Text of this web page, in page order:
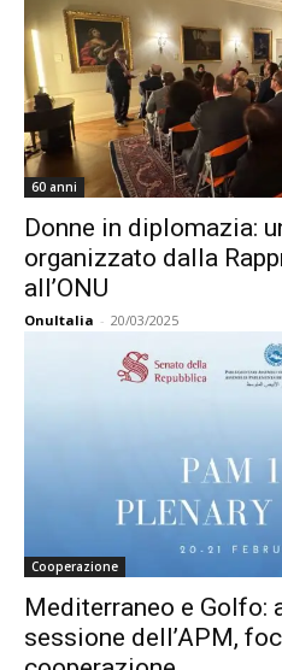
60 anni
Donne in diplomazia:
organizzato dalla
all’ONU
OnuItalia - 20/03/2025
Cooperazione
Mediterraneo e Golfo:
sessione dell’APM,